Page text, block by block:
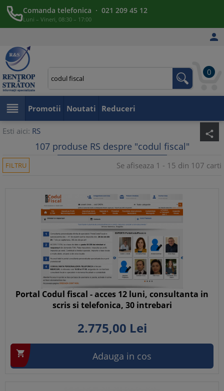
Comanda telefonica · 021 209 45 12
Luni – Vineri, 08:30 – 17:00

0
 Promotii Noutati Reduceri
Esti aici: RS share
107 produse RS despre "codul fiscal"
FILTRU Se afiseaza 1 - 15 din 107 carti
Portal Codul fiscal - acces 12 luni, consultanta in
scris si telefonica, 30 intrebari
2.775,00 Lei
 Adauga in cos